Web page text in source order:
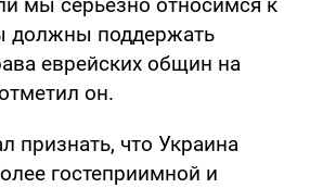
должны поддержать
еврейских общин на
он.
признать, что Украина
гостеприимной и